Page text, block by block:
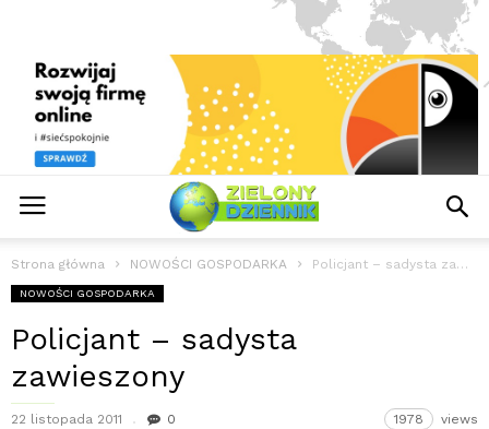
Strona główna NOWOŚCI GOSPODARKA Policjant – sadysta zawieszony
NOWOŚCI GOSPODARKA
Policjant – sadysta
zawieszony
22 listopada 2011 0 1978 views